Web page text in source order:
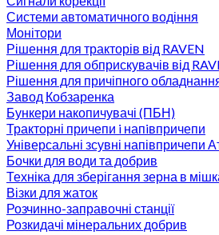
Системи автоматичного водіння
Монітори
Рішення для тракторів від RAVEN
Рішення для обприскувачів від
Рішення для причіпного
Завод Кобзаренка
Бункери накопичувачі (ПБН)
Тракторні причепи i напiвпричепи
Універсальні зсувні напівпричепи
Бочки для води та добрив
Техніка для зберігання зерна в
Візки для жаток
Розчинно-заправочні станції
Розкидачі мінеральних добрив